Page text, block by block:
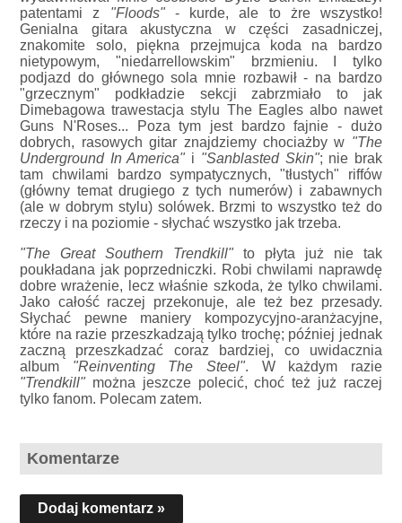
patentami z "Floods" - kurde, ale to żre wszystko!
Genialna gitara akustyczna w części zasadniczej,
znakomite solo, piękna przejmujca koda na bardzo
nietypowym, "niedarrellowskim" brzmieniu. I tylko
podjazd do głównego sola mnie rozbawił - na bardzo
"grzecznym" podkładzie sekcji zabrzmiało to jak
Dimebagowa trawestacja stylu The Eagles albo nawet
Guns N'Roses... Poza tym jest bardzo fajnie - dużo
dobrych, rasowych gitar znajdziemy chociażby w "The
Underground In America" i "Sanblasted Skin"; nie brak
tam chwilami bardzo sympatycznych, "tłustych" riffów
(główny temat drugiego z tych numerów) i zabawnych
(ale w dobrym stylu) solówek. Brzmi to wszystko też do
rzeczy i na poziomie - słychać wszystko jak trzeba.
"The Great Southern Trendkill" to płyta już nie tak
poukładana jak poprzedniczki. Robi chwilami naprawdę
dobre wrażenie, lecz właśnie szkoda, że tylko chwilami.
Jako całość raczej przekonuje, ale też bez przesady.
Słychać pewne maniery kompozycyjno-aranżacyjne,
które na razie przeszkadzają tylko trochę; później jednak
zaczną przeszkadzać coraz bardziej, co uwidacznia
album "Reinventing The Steel". W każdym razie
"Trendkill" można jeszcze polecić, choć też już raczej
tylko fanom. Polecam zatem.
Komentarze
Dodaj komentarz »